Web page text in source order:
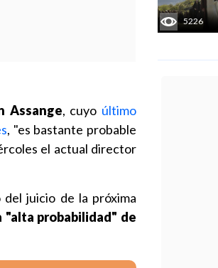
5226
Assange, cuyo último
, "es bastante probable
el actual director
juicio de la próxima
"alta probabilidad" de